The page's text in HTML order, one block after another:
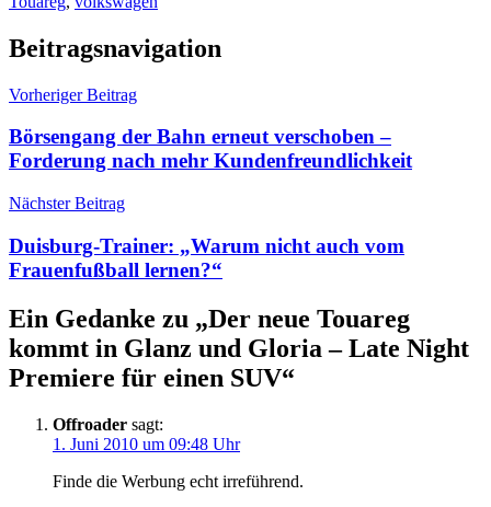
Beitragsnavigation
Vorheriger Beitrag
Börsengang der Bahn erneut verschoben –
Forderung nach mehr Kundenfreundlichkeit
Nächster Beitrag
Duisburg-Trainer: „Warum nicht auch vom
Frauenfußball lernen?“
Ein Gedanke zu „Der neue Touareg
kommt in Glanz und Gloria – Late Night
Premiere für einen SUV“
Offroader sagt:
1. Juni 2010 um 09:48 Uhr
Finde die Werbung echt irreführend.